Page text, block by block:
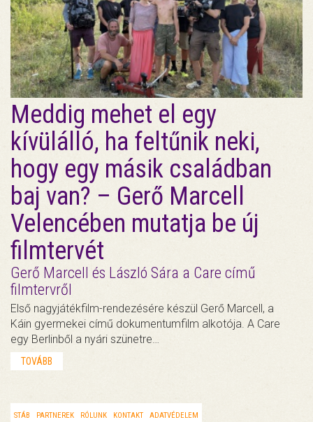
Meddig mehet el egy
kívülálló, ha feltűnik neki,
hogy egy másik családban
baj van? – Gerő Marcell
Velencében mutatja be új
filmtervét
Gerő Marcell és László Sára a Care című
filmtervről
Első nagyjátékfilm-rendezésére készül Gerő Marcell, a
Káin gyermekei című dokumentumfilm alkotója. A Care
egy Berlinből a nyári szünetre…
TOVÁBB
STÁB PARTNEREK RÓLUNK KONTAKT ADATVÉDELEM